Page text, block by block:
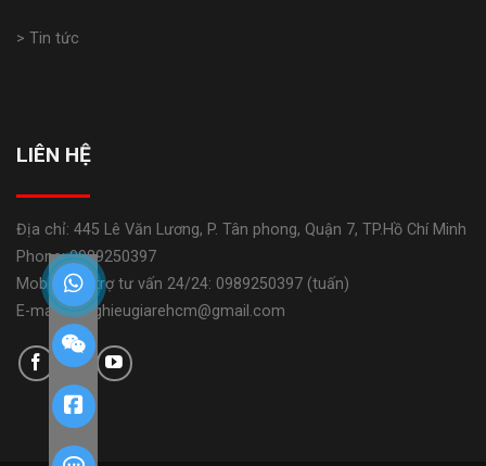
> Tin tức
LIÊN HỆ
Địa chỉ: 445 Lê Văn Lương, P. Tân phong, Quận 7, TP.Hồ Chí Minh
Phone: 0989250397
Mobile: Hỗ trợ tư vấn 24/24: 0989250397 (tuấn)
E-mail: banghieugiarehcm@gmail.com